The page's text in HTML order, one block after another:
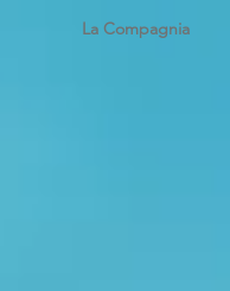
La Compagnia